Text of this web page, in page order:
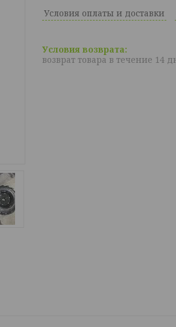
Условия оплаты и доставки
возврат товара в течение 14